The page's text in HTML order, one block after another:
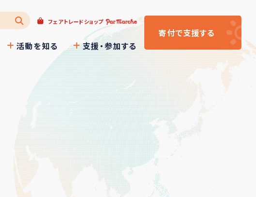
フェアトレードショップ
活動を知る 支援・参加する
寄付で支援する